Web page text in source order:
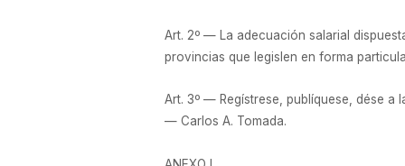
Art. 2º — La adecuación salarial
provincias que legislen en forma
Art. 3º — Regístrese, publíquese, dése a
— Carlos A. Tomada.